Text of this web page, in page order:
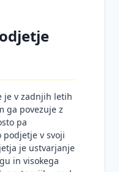
je v zadnjih letih
ga povezuje z
pa
v svoji
je ustvarjanje
in visokega